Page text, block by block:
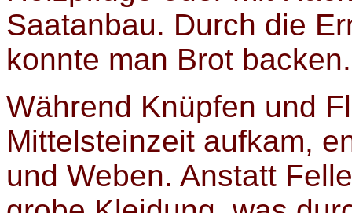
Saatanbau. Durch die
konnte man Brot
Während Knüpfen und
Mittelsteinzeit aufkam,
und Weben. Anstatt